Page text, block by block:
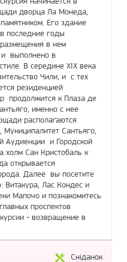
дворца Ла Монеда,
Его здание
последние годы
в нем
и выполнено в
В середине XIX века
Чили, и с тех
резиденцией
продолжится к Плаза де
именно с нее
располагаются
Сантьяго,
Аудиенции и Городской
холм Сан Кристобаль к
открывается
Далее вы посетите
Витакура, Лас Кондес и
Мапочо и познакомитесь
проспектов
- возвращение в
Сніданок